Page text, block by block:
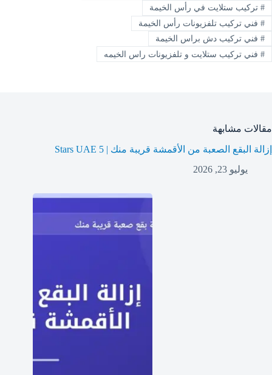
#تركيب ستلايت في رأس الخيمة
#فني تركيب تلفزيونات رأس الخيمة
#فني تركيب دش براس الخيمة
#فني تركيب ستلايت و تلفزيونات راس الخيمه
مقالات مشابهة
إزالة البقع الصعبة من الأقمشة قريبة منك | 5 Stars UAE
يوليو 23, 2026